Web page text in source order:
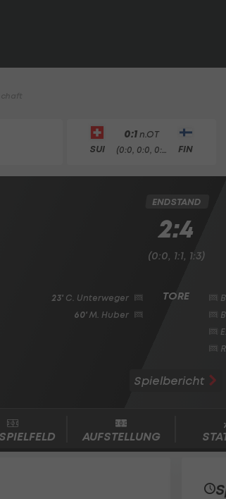
SUI FIN
0:1 n.OT
(0:0, 0:0, 0:0)
ENDSTAND
2:4
(0:0, 1:1, 1:3)
23' C. Unterweger
60' M. Huber
Spielbericht
AUFSTELLUNG